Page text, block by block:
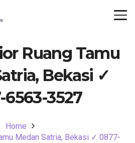
Ruang Tamu
Bekasi ✓
6563-3527
Home
Medan Satria, Bekasi ✓ 0877-